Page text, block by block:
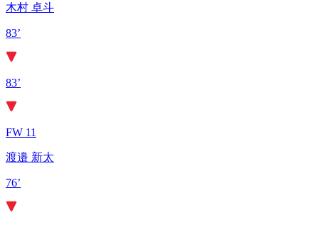
木村 卓斗
83’
83’
FW 11
渡邉 新太
76’